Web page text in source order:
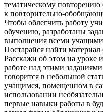
тематическому повторению
к повторительно-
Чтобы облегчить работу
обучению, разработаны
выполнения всеми
Постарайся найти
Расскажи об этом на уроке
работе над этими
говорится в небольшой
учащимся, помещенном в
использовании
первые навыки работы в